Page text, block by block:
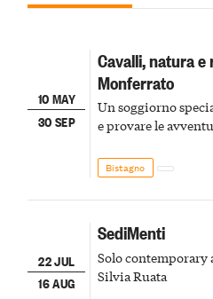
10 MAY
30 SEP
Cavalli, natura
Monferrato
Un soggiorno
e provare le
Bistagno
22 JUL
16 AUG
SediMenti
Solo
Silvia Ruata